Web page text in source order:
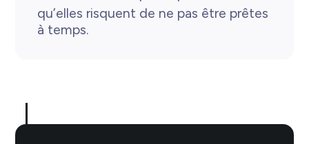
qu’elles risquent de ne pas être prêtes
à temps.